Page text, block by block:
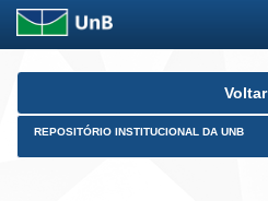
Skip
Voltar
REPOSITÓRIO INSTITUCIONAL DA UNB